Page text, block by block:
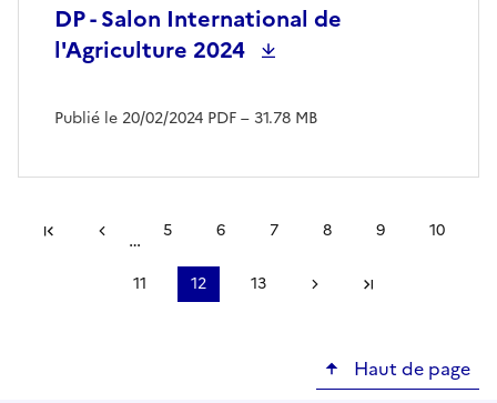
DP - Salon International de
l'Agriculture 2024
Publié le 20/02/2024 PDF– 31.78 MB
Pagination
Première pagePage précédente
… Page
5
Page
6
Page
7
Page
8
Page
9
Page
10
Page
11
Page
12
Page
13
Page suivanteDernière page
Haut de page